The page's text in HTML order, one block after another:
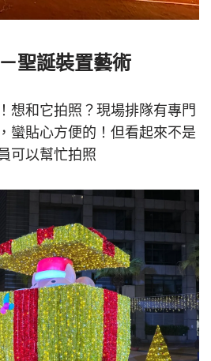
聖誕裝置藝術
想和它拍照？現場排隊有專門
蠻貼心方便的！但看起來不是
可以幫忙拍照